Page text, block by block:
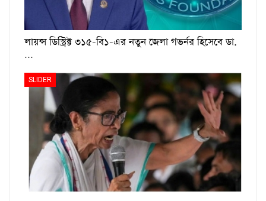
লায়ন্স ডিস্ট্রিক্ট ৩১৫-বি১-এর নতুন জেলা গভর্নর হিসেবে ডা.
…
SLIDER